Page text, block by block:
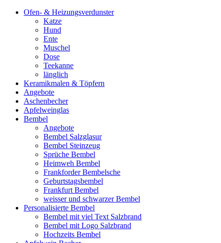
Ofen- & Heizungsverdunster
Katze
Hund
Ente
Muschel
Dose
Teekanne
länglich
Keramikmalen & Töpfern
Angebote
Aschenbecher
Apfelweinglas
Bembel
Angebote
Bembel Salzglasur
Bembel Steinzeug
Sprüche Bembel
Heimweh Bembel
Frankforder Bembelsche
Geburtstagsbembel
Frankfurt Bembel
weisser und schwarzer Bembel
Personalisierte Bembel
Bembel mit viel Text Salzbrand
Bembel mit Logo Salzbrand
Hochzeits Bembel